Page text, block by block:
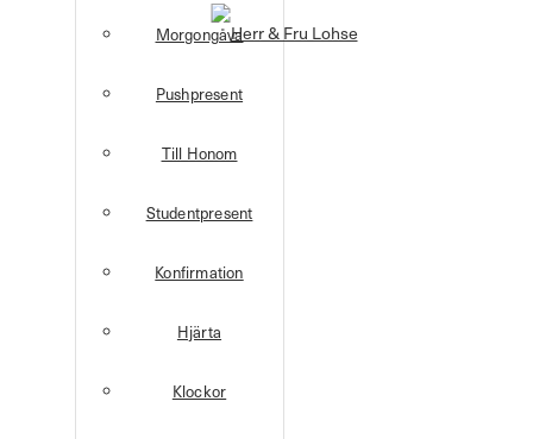
Morgongåva
Pushpresent
Till Honom
Studentpresent
Konfirmation
Hjärta
Klockor